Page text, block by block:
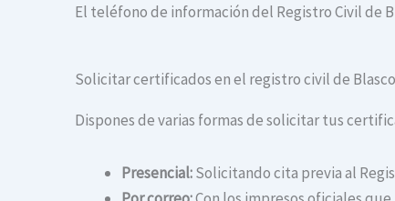
El teléfono de información del Registro Civil de
Solicitar certificados en el registro civil de
Dispones de varias formas de solicitar tus
Presencial:Solicitando cita previa al